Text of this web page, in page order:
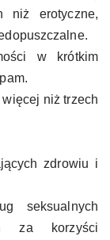
niż erotyczne,
w krótkim
niż trzech
zdrowiu i
seksualnych
za korzyści